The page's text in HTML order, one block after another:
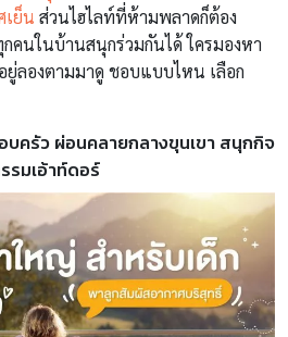
เย็น ส่วนไฮไลท์ที่ห้ามพลาดก็ต้อง
คนในบ้านสนุกร่วมกันได้ ใครมองหา
ลองตามมาดู ชอบแบบไหน เลือก
บครัว ผ่อนคลายกลางขุนเขา สนุกกิจ
รมเอ้าท์ดอร์